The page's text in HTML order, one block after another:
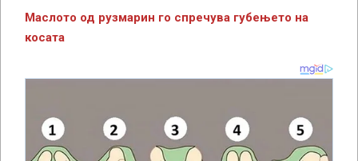
Маслото од рузмарин го спречува губењето на
косата